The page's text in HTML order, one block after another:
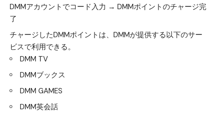
DMMアカウントでコード入力 → DMMポイントのチャージ完
了
チャージしたDMMポイントは、DMMが提供する以下のサー
ビスで利用できる。
DMM TV
DMMブックス
DMM GAMES
DMM英会話